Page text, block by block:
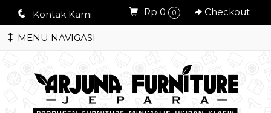
q Kontak Kami Rp 0 0 Checkout
MENU NAVIGASI